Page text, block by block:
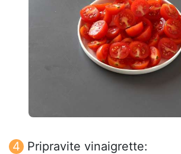
Pripravite vinaigrette: